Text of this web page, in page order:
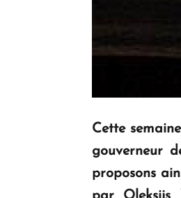
Cette
gouverneur
proposons